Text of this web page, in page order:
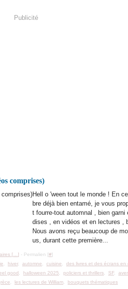
Publicité
comprises)
Hell o 'ween tout le monde ! En
bre déjà bien entamé, je vous
t fourre-tout automnal , bien garni
dises , en vidéos et en lectures ,
Nous avons reçu beaucoup de
us, durant cette première...
[ …] - Permalien [#]
hiver,automne ,cuisine ,des livres et des écrans en
good halloween 2025 policiers et thrillers SF,
les lectures de William bouquets thématiques